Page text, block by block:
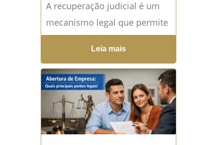
A recuperação judicial é um
mecanismo legal que permite
que empresas em
dificuldades financeiras
reorganizem suas atividades e
evitem a falência. No...Leia
mais →
Leia mais